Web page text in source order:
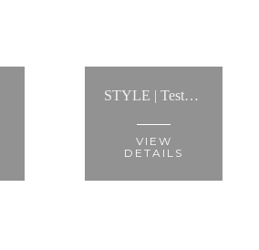
STYLE | Testemunho: “Porque adoro toda a roupa que tenho agora sinto-me bonita todos os dias, mais confiante e mais feliz.”
VIEW
DETAILS